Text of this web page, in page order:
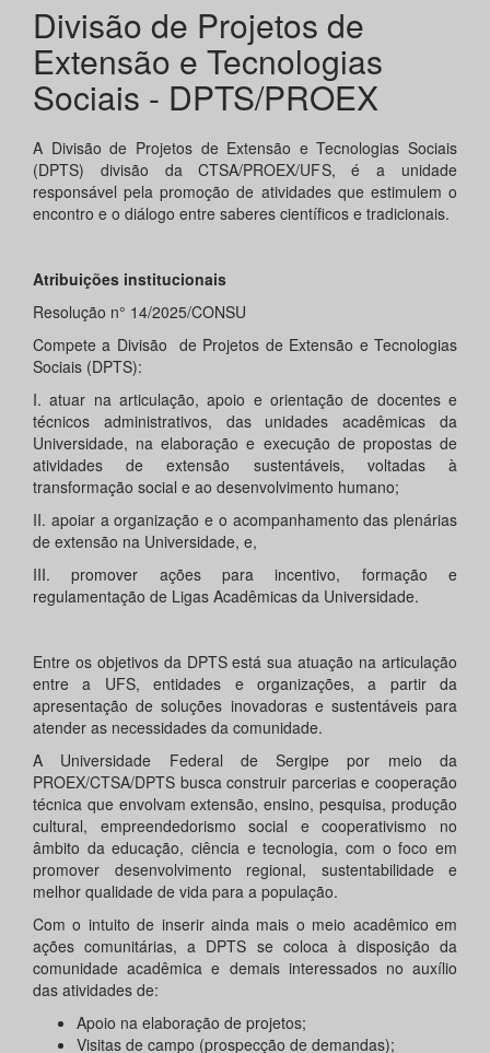
Divisão de Projetos de
Extensão e Tecnologias
Sociais - DPTS/PROEX
A Divisão de Projetos de Extensão e Tecnologias Sociais
(DPTS) divisão da CTSA/PROEX/UFS, é a unidade
responsável pela promoção de atividades que estimulem o
encontro e o diálogo entre saberes científicos e tradicionais.
Atribuições institucionais
Resolução n° 14/2025/CONSU
Compete a Divisão de Projetos de Extensão e Tecnologias
Sociais (DPTS):
I. atuar na articulação, apoio e orientação de docentes e
técnicos administrativos, das unidades acadêmicas da
Universidade, na elaboração e execução de propostas de
atividades de extensão sustentáveis, voltadas à
transformação social e ao desenvolvimento humano;
II. apoiar a organização e o acompanhamento das plenárias
de extensão na Universidade, e,
III. promover ações para incentivo, formação e
regulamentação de Ligas Acadêmicas da Universidade.
Entre os objetivos da DPTS está sua atuação na articulação
entre a UFS, entidades e organizações, a partir da
apresentação de soluções inovadoras e sustentáveis para
atender as necessidades da comunidade.
A Universidade Federal de Sergipe por meio da
PROEX/CTSA/DPTS busca construir parcerias e cooperação
técnica que envolvam extensão, ensino, pesquisa, produção
cultural, empreendedorismo social e cooperativismo no
âmbito da educação, ciência e tecnologia, com o foco em
promover desenvolvimento regional, sustentabilidade e
melhor qualidade de vida para a população.
Com o intuito de inserir ainda mais o meio acadêmico em
ações comunitárias, a DPTS se coloca à disposição da
comunidade acadêmica e demais interessados no auxílio
das atividades de:
Apoio na elaboração de projetos;
Visitas de campo (prospecção de demandas);